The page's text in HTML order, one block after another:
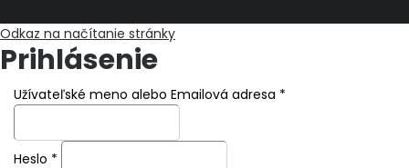
Odkaz na načítanie stránky
Prihlásenie
Užívateľské meno alebo Emailová adresa *
Heslo *